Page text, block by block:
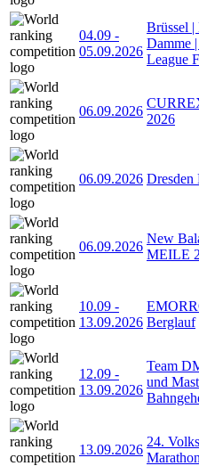
04.09 -
05.09.2026
Brüssel
Damme
League
06.09.2026
2026
06.09.2026
06.09.2026
New
MEILE
10.09 -
13.09.2026 Berglauf
12.09 -
13.09.2026
Team
und
13.09.2026
24.
Marathon